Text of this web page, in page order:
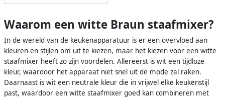
Waarom een witte Braun staafmixer?
In de wereld van de keukenapparatuur is er een overvloed aan
kleuren en stijlen om uit te kiezen, maar het kiezen voor een witte
staafmixer heeft zo zijn voordelen. Allereerst is wit een tijdloze
kleur, waardoor het apparaat niet snel uit de mode zal raken.
Daarnaast is wit een neutrale kleur die in vrijwel elke keukenstijl
past, waardoor een witte staafmixer goed kan combineren met